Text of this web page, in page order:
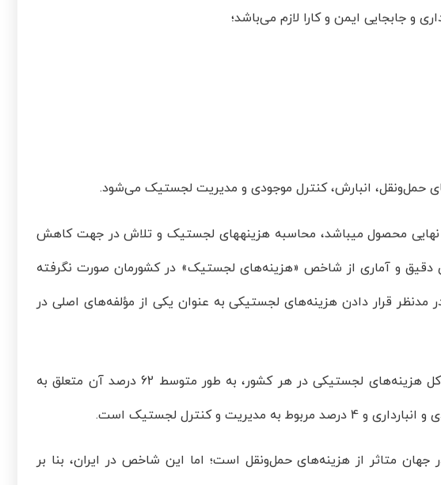
و جابجایی ایمن و کارا لازم می‌باشد؛
حمل‌و‌نقل، انبارش، کنترل موجودی و مدیریت لجستیک می‌شود.
محصول می­باشد، محاسبه هزینه­های لجستیک و تلاش در جهت کاهش
دقیق و آماری از شاخص «هزینه‌های لجستیک» در کشورمان صورت نگرفته
قرار دادن هزینه‌های لجستیکی به عنوان یکی از مؤلفه‌های اصلی در
براساس مطالعات صورت گرفته در کشورهای مختلف[1]، از کل هزینه­‌های لجستیکی در هر کشور، به طور متوسط 62 درصد آن متعلق به
تا 7 درصد قیمت کالاها در جهان متاثر از هزینه‌های حمل‌ونقل است؛ اما این شاخص در ایران، بنا بر